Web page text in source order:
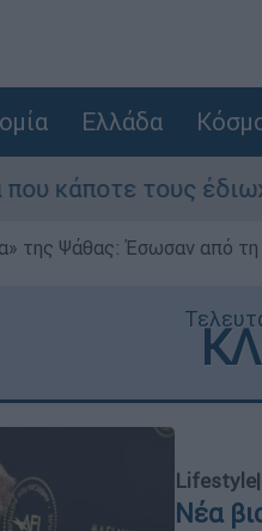
Ελλάδα
έδιωχνε -
της Ψάθας: Έσωσαν από
Lifestyle|
Νέα